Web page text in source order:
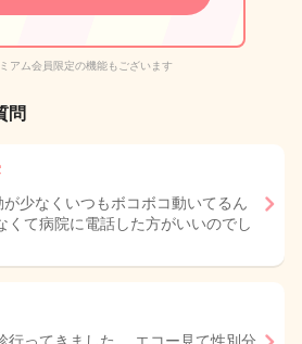
アム会員限定の機能もございます
問
少なくいつもボコボコ動いてるん
くて病院に電話した方がいいのでし